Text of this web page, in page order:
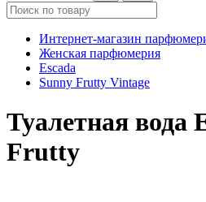
Интернет-магазин
Женская парфюмерия
Escada
Sunny Frutty Vintage
Туалетная вода
Frutty